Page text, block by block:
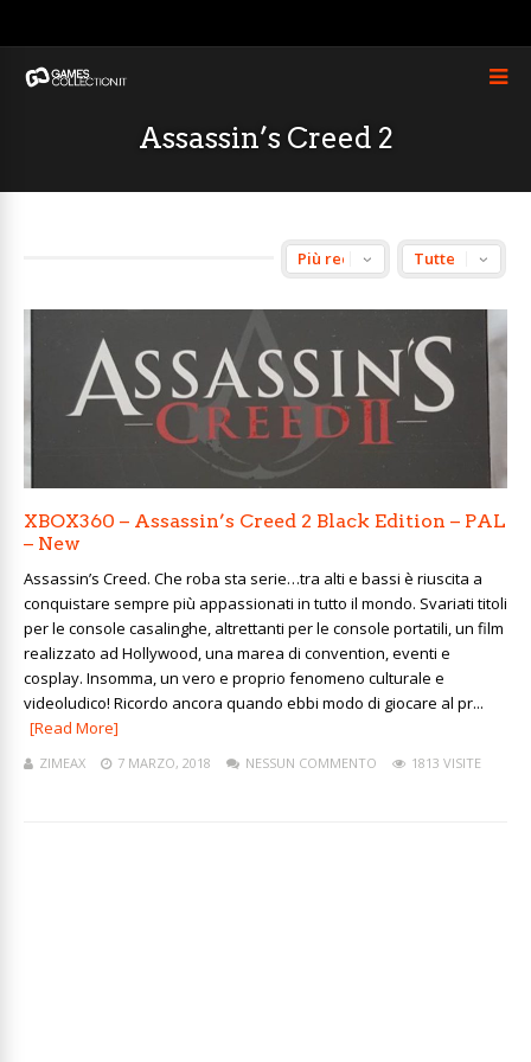
Assassin’s Creed 2
XBOX360 – Assassin’s Creed 2 Black Edition – PAL
– New
Assassin’s Creed. Che roba sta serie…tra alti e bassi è riuscita a
conquistare sempre più appassionati in tutto il mondo. Svariati titoli
per le console casalinghe, altrettanti per le console portatili, un film
realizzato ad Hollywood, una marea di convention, eventi e
cosplay. Insomma, un vero e proprio fenomeno culturale e
videoludico! Ricordo ancora quando ebbi modo di giocare al pr...
[Read More]
ZIMEAX 7 MARZO, 2018 NESSUN COMMENTO 1813 VISITE